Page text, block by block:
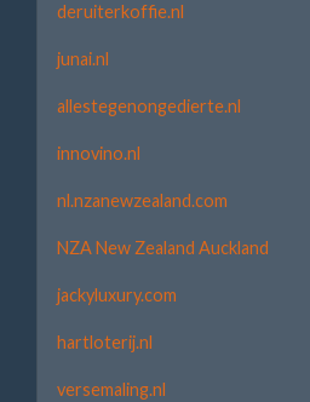
deruiterkoffie.nl
junai.nl
allestegenongedierte.nl
innovino.nl
nl.nzanewzealand.com
NZA New Zealand Auckland
jackyluxury.com
hartloterij.nl
versemaling.nl